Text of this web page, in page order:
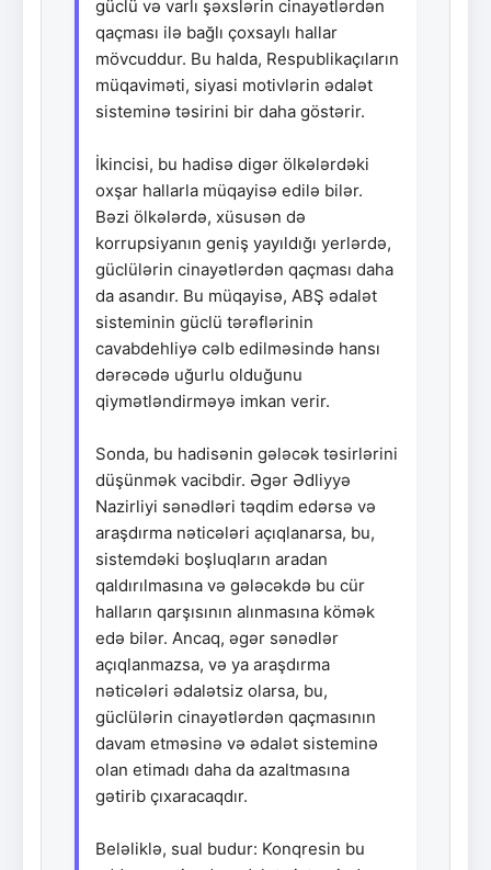
güclü və varlı şəxslərin cinayətlərdən
qaçması ilə bağlı çoxsaylı hallar
mövcuddur. Bu halda, Respublikaçıların
müqaviməti, siyasi motivlərin ədalət
sisteminə təsirini bir daha göstərir.
İkincisi, bu hadisə digər ölkələrdəki
oxşar hallarla müqayisə edilə bilər.
Bəzi ölkələrdə, xüsusən də
korrupsiyanın geniş yayıldığı yerlərdə,
güclülərin cinayətlərdən qaçması daha
da asandır. Bu müqayisə, ABŞ ədalət
sisteminin güclü tərəflərinin
cavabdehliyə cəlb edilməsində hansı
dərəcədə uğurlu olduğunu
qiymətləndirməyə imkan verir.
Sonda, bu hadisənin gələcək təsirlərini
düşünmək vacibdir. Əgər Ədliyyə
Nazirliyi sənədləri təqdim edərsə və
araşdırma nəticələri açıqlanarsa, bu,
sistemdəki boşluqların aradan
qaldırılmasına və gələcəkdə bu cür
halların qarşısının alınmasına kömək
edə bilər. Ancaq, əgər sənədlər
açıqlanmazsa, və ya araşdırma
nəticələri ədalətsiz olarsa, bu,
güclülərin cinayətlərdən qaçmasının
davam etməsinə və ədalət sisteminə
olan etimadı daha da azaltmasına
gətirib çıxaracaqdır.
Beləliklə, sual budur: Konqresin bu